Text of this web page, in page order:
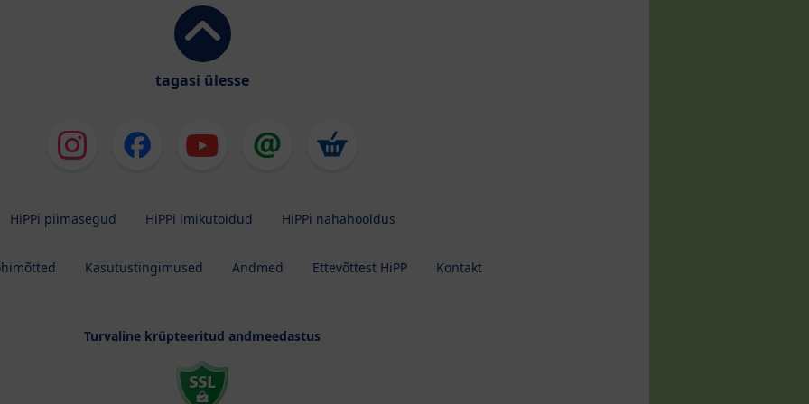
tagasi ülesse
HiPPi piimasegud HiPPi imikutoidud HiPPi nahahooldus
Kasutustingimused Andmed Ettevõttest HiPP Kontakt
Turvaline krüpteeritud andmeedastus